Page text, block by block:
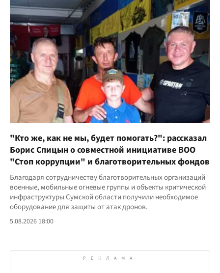
"Кто же, как не мы, будет помогать?": рассказал
Борис Спицын о совместной инициативе ВОО
"Стоп коррупции" и благотворительных фондов
Благодаря сотрудничеству благотворительных организаций
военные, мобильные огневые группы и объекты критической
инфраструктуры Сумской области получили необходимое
оборудование для защиты от атак дронов.
5.08.2026 18:00